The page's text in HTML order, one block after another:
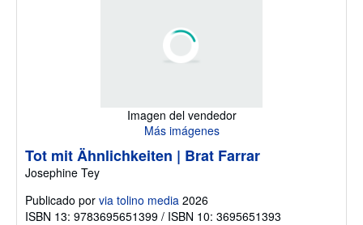
Imagen del vendedor
Más imágenes
Tot mit Ähnlichkeiten | Brat Farrar
Josephine Tey
Publicado por via tolino media 2026
ISBN 13: 9783695651399 / ISBN 10: 3695651393